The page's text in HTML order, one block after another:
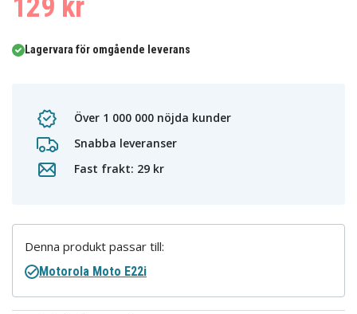
129 kr
Lagervara för omgående leverans
Över 1 000 000 nöjda kunder
Snabba leveranser
Fast frakt: 29 kr
Denna produkt passar till:
Motorola Moto E22i